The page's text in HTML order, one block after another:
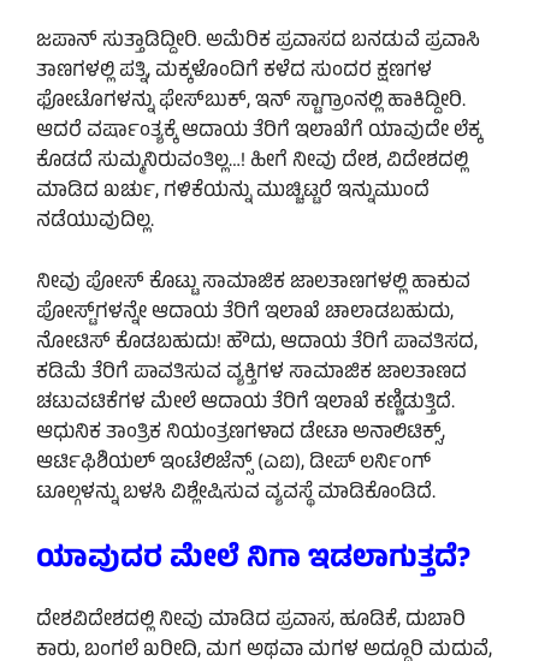
ಜಪಾನ್ ಸುತ್ತಾಡಿದ್ದೀರಿ. ಅಮೆರಿಕ ಪ್ರವಾಸದ ಬನಡುವೆ ಪ್ರವಾಸಿ
ತಾಣಗಳಲ್ಲಿ ಪತ್ನಿ, ಮಕ್ಕಳೊಂದಿಗೆ ಕಳೆದ ಸುಂದರ ಕ್ಷಣಗಳ
ಫೋಟೊಗಳನ್ನು ಫೇಸ್‌ಬುಕ್, ಇನ್ ಸ್ಟಾಗ್ರಾಂನಲ್ಲಿ ಹಾಕಿದ್ದೀರಿ.
ಆದರೆ ವರ್ಷಾಂತ್ಯಕ್ಕೆ ಆದಾಯ ತೆರಿಗೆ ಇಲಾಖೆಗೆ ಯಾವುದೇ ಲೆಕ್ಕ
ಕೊಡದೆ ಸುಮ್ಮನಿರುವಂತಿಲ್ಲ…! ಹೀಗೆ ನೀವು ದೇಶ, ವಿದೇಶದಲ್ಲಿ
ಮಾಡಿದ ಖರ್ಚು, ಗಳಿಕೆಯನ್ನು ಮುಚ್ಚಿಟ್ಟರೆ ಇನ್ನುಮುಂದೆ
ನಡೆಯುವುದಿಲ್ಲ.
ನೀವು ಪೋಸ್ ಕೊಟ್ಟು ಸಾಮಾಜಿಕ ಜಾಲತಾಣಗಳಲ್ಲಿ ಹಾಕುವ
ಪೋಸ್ಟ್‌ಗಳನ್ನೇ ಆದಾಯ ತೆರಿಗೆ ಇಲಾಖೆ ಚಾಲಾಡಬಹುದು,
ನೋಟಿಸ್ ಕೊಡಬಹುದು! ಹೌದು, ಆದಾಯ ತೆರಿಗೆ ಪಾವತಿಸದ,
ಕಡಿಮೆ ತೆರಿಗೆ ಪಾವತಿಸುವ ವ್ಯಕ್ತಿಗಳ ಸಾಮಾಜಿಕ ಜಾಲತಾಣದ
ಚಟುವಟಿಕೆಗಳ ಮೇಲೆ ಆದಾಯ ತೆರಿಗೆ ಇಲಾಖೆ ಕಣ್ಣಿಡುತ್ತಿದೆ.
ಆಧುನಿಕ ತಾಂತ್ರಿಕ ನಿಯಂತ್ರಣಗಳಾದ ಡೇಟಾ ಅನಾಲಿಟಿಕ್ಸ್,
ಆರ್ಟಿಫಿಶಿಯಲ್ ಇಂಟೆಲಿಜೆನ್ಸ್ (ಎಐ), ಡೀಪ್ ಲರ್ನಿಂಗ್
ಟೂಲ್ಗಳನ್ನು ಬಳಸಿ ವಿಶ್ಲೇಷಿಸುವ ವ್ಯವಸ್ಥೆ ಮಾಡಿಕೊಂಡಿದೆ.
ಯಾವುದರ ಮೇಲೆ ನಿಗಾ ಇಡಲಾಗುತ್ತದೆ?
ದೇಶವಿದೇಶದಲ್ಲಿ ನೀವು ಮಾಡಿದ ಪ್ರವಾಸ, ಹೂಡಿಕೆ, ದುಬಾರಿ
ಕಾರು, ಬಂಗಲೆ ಖರೀದಿ, ಮಗ ಅಥವಾ ಮಗಳ ಅದ್ದೂರಿ ಮದುವೆ,